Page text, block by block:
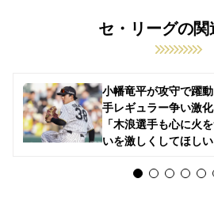
セ・リーグの関
小幡竜平が攻守で躍
手レギュラー争い激
「木浪選手も心に火
いを激しくしてほしい